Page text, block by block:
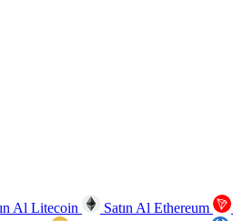
Al Litecoin Satın Al Ethereum